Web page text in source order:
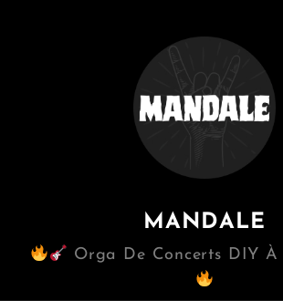
MANDALE
Orga De Concerts DIY À